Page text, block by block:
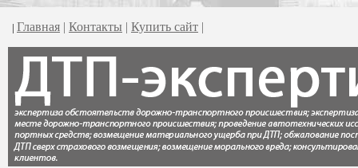
| Главная | Контакты | Купить сайт |